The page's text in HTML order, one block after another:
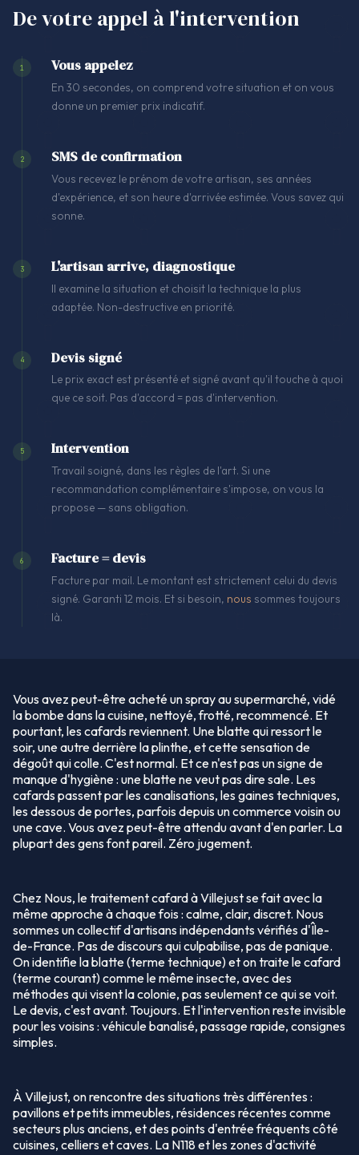
De votre appel à l'intervention
1 Vous appelez
En 30 secondes, on comprend votre situation et on vous
donne un premier prix indicatif.
2 SMS de confirmation
Vous recevez le prénom de votre artisan, ses années
d'expérience, et son heure d'arrivée estimée. Vous savez qui
sonne.
3 L'artisan arrive, diagnostique
Il examine la situation et choisit la technique la plus
adaptée. Non-destructive en priorité.
4 Devis signé
Le prix exact est présenté et signé avant qu'il touche à quoi
que ce soit. Pas d'accord = pas d'intervention.
5 Intervention
Travail soigné, dans les règles de l'art. Si une
recommandation complémentaire s'impose, on vous la
propose — sans obligation.
6 Facture = devis
Facture par mail. Le montant est strictement celui du devis
signé. Garanti 12 mois. Et si besoin, nous sommes toujours
là.
Vous avez peut-être acheté un spray au supermarché, vidé
la bombe dans la cuisine, nettoyé, frotté, recommencé. Et
pourtant, les cafards reviennent. Une blatte qui ressort le
soir, une autre derrière la plinthe, et cette sensation de
dégoût qui colle. C'est normal. Et ce n'est pas un signe de
manque d'hygiène : une blatte ne veut pas dire sale. Les
cafards passent par les canalisations, les gaines techniques,
les dessous de portes, parfois depuis un commerce voisin ou
une cave. Vous avez peut-être attendu avant d'en parler. La
plupart des gens font pareil. Zéro jugement.
Chez Nous, le traitement cafard à Villejust se fait avec la
même approche à chaque fois : calme, clair, discret. Nous
sommes un collectif d'artisans indépendants vérifiés d'Île-
de-France. Pas de discours qui culpabilise, pas de panique.
On identifie la blatte (terme technique) et on traite le cafard
(terme courant) comme le même insecte, avec des
méthodes qui visent la colonie, pas seulement ce qui se voit.
Le devis, c'est avant. Toujours. Et l'intervention reste invisible
pour les voisins : véhicule banalisé, passage rapide, consignes
simples.
À Villejust, on rencontre des situations très différentes :
pavillons et petits immeubles, résidences récentes comme
secteurs plus anciens, et des points d'entrée fréquents côté
cuisines, celliers et caves. La N118 et les zones d'activité